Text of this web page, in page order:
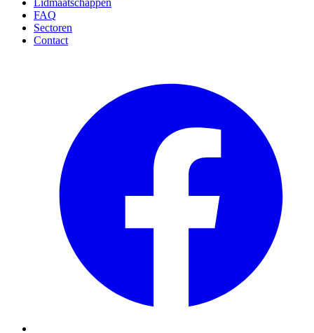
Lidmaatschappen
FAQ
Sectoren
Contact